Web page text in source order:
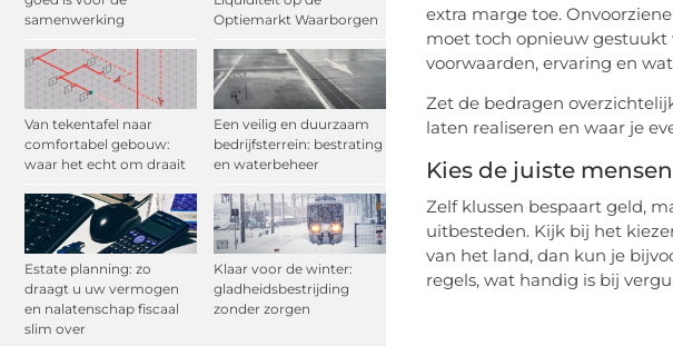
samenwerking
Optiemarkt Waarborgen
Van tekentafel naar
comfortabel gebouw:
waar het echt om draait
Een veilig en duurzaam
bedrijfsterrein: bestrating
en waterbeheer
Estate planning: zo
draagt u uw vermogen
en nalatenschap fiscaal
slim over
Klaar voor de winter:
gladheidsbestrijding
zonder zorgen
extra marge toe.
moet toch opnieuw gestuukt
voorwaarden, ervaring en
Zet de bedragen
laten realiseren en waar je
Kies de juiste
Zelf klussen bespaart geld,
uitbesteden. Kijk bij het
van het land, dan kun je
regels, wat handig is bij